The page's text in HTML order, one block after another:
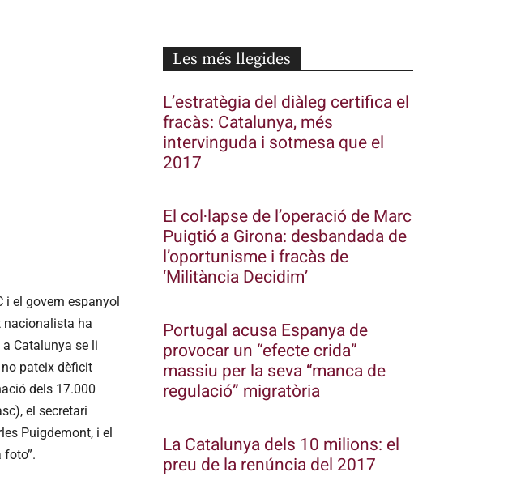
i el govern espanyol
nacionalista ha
Catalunya se li
pateix dèficit
dels 17.000
el secretari
Puigdemont, i el
foto”.
Les més llegides
L’estratègia del diàleg certifica el
fracàs: Catalunya, més
intervinguda i sotmesa que el
2017
El col·lapse de l’operació de Marc
Puigtió a Girona: desbandada de
l’oportunisme i fracàs de
‘Militància Decidim’
Portugal acusa Espanya de
provocar un “efecte crida”
massiu per la seva “manca de
regulació” migratòria
La Catalunya dels 10 milions: el
preu de la renúncia del 2017